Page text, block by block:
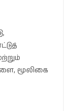
மூலிகை